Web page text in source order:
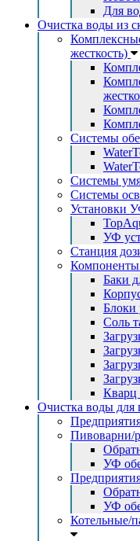
Для
Очистка воды из
жесткость)
Системы
Системы
Системы
Установки
УФ
Станция
Компоненты
Баки
Блоки
Соль
Кварц
Очистка воды для
Пивоварни/
УФ
УФ
Котельные/